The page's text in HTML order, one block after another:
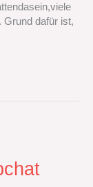
‬Grund dafür ist,‭